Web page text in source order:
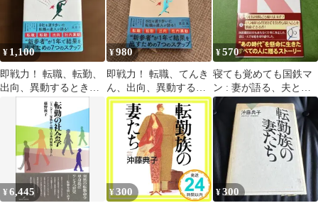
¥ 1,100
即戦力！ 転職、転勤、
出向、異動するときに
読む本 足立光
¥980
即戦力！ 転職、てんき
ん、出向、異動すると
きに読む本 足立光
¥570
寝ても覚めても国鉄マ
ン : 妻が語る、夫と転
勤家族の20年
¥6,445 ¥300 ¥300